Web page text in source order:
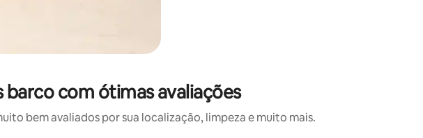
com ótimas avaliações
bem avaliados por sua localização, limpeza e muito mais.